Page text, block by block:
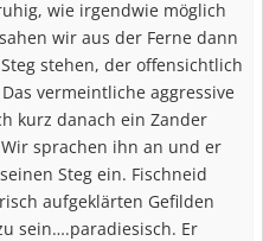
wie irgendwie möglich
wir aus der Ferne dann
stehen, der offensichtlich
vermeintliche aggressive
kurz danach ein Zander
sprachen ihn an und er
Steg ein. Fischneid
aufgeklärten Gefilden
sein….paradiesisch. Er